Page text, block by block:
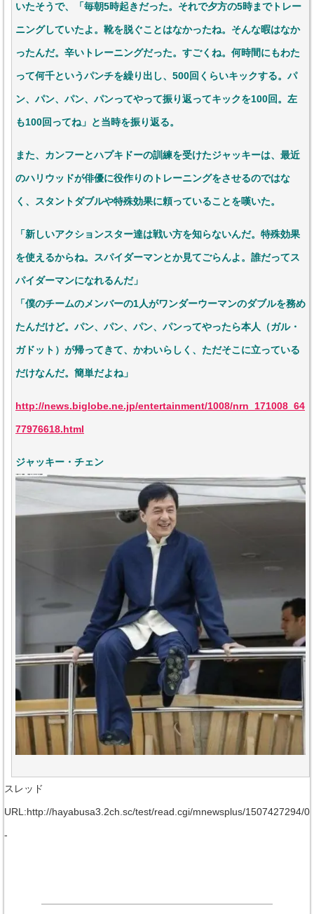
いたそうで、「毎朝5時起きだった。それで夕方の5時までトレー
ニングしていたよ。靴を脱ぐことはなかったね。そんな暇はなか
ったんだ。辛いトレーニングだった。すごくね。何時間にもわた
って何千というパンチを繰り出し、500回くらいキックする。パ
ン、パン、パン、パンってやって振り返ってキックを100回。左
も100回ってね」と当時を振り返る。
また、カンフーとハプキドーの訓練を受けたジャッキーは、最近
のハリウッドが俳優に役作りのトレーニングをさせるのではな
く、スタントダブルや特殊効果に頼っていることを嘆いた。
「新しいアクションスター達は戦い方を知らないんだ。特殊効果
を使えるからね。スパイダーマンとか見てごらんよ。誰だってス
パイダーマンになれるんだ」
「僕のチームのメンバーの1人がワンダーウーマンのダブルを務め
たんだけど。パン、パン、パン、パンってやったら本人（ガル・
ガドット）が帰ってきて、かわいらしく、ただそこに立っている
だけなんだ。簡単だよね」
http://news.biglobe.ne.jp/entertainment/1008/nrn_171008_64
77976618.html
ジャッキー・チェン
スレッド
URL:http://hayabusa3.2ch.sc/test/read.cgi/mnewsplus/1507427294/0
-